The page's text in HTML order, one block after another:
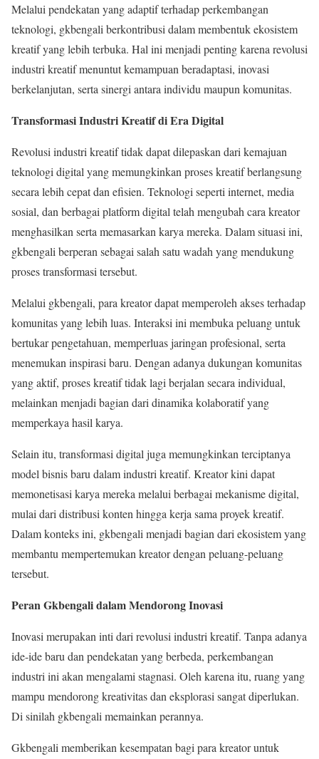
Melalui pendekatan yang adaptif terhadap perkembangan
teknologi, gkbengali berkontribusi dalam membentuk ekosistem
kreatif yang lebih terbuka. Hal ini menjadi penting karena revolusi
industri kreatif menuntut kemampuan beradaptasi, inovasi
berkelanjutan, serta sinergi antara individu maupun komunitas.
Transformasi Industri Kreatif di Era Digital
Revolusi industri kreatif tidak dapat dilepaskan dari kemajuan
teknologi digital yang memungkinkan proses kreatif berlangsung
secara lebih cepat dan efisien. Teknologi seperti internet, media
sosial, dan berbagai platform digital telah mengubah cara kreator
menghasilkan serta memasarkan karya mereka. Dalam situasi ini,
gkbengali berperan sebagai salah satu wadah yang mendukung
proses transformasi tersebut.
Melalui gkbengali, para kreator dapat memperoleh akses terhadap
komunitas yang lebih luas. Interaksi ini membuka peluang untuk
bertukar pengetahuan, memperluas jaringan profesional, serta
menemukan inspirasi baru. Dengan adanya dukungan komunitas
yang aktif, proses kreatif tidak lagi berjalan secara individual,
melainkan menjadi bagian dari dinamika kolaboratif yang
memperkaya hasil karya.
Selain itu, transformasi digital juga memungkinkan terciptanya
model bisnis baru dalam industri kreatif. Kreator kini dapat
memonetisasi karya mereka melalui berbagai mekanisme digital,
mulai dari distribusi konten hingga kerja sama proyek kreatif.
Dalam konteks ini, gkbengali menjadi bagian dari ekosistem yang
membantu mempertemukan kreator dengan peluang-peluang
tersebut.
Peran Gkbengali dalam Mendorong Inovasi
Inovasi merupakan inti dari revolusi industri kreatif. Tanpa adanya
ide-ide baru dan pendekatan yang berbeda, perkembangan
industri ini akan mengalami stagnasi. Oleh karena itu, ruang yang
mampu mendorong kreativitas dan eksplorasi sangat diperlukan.
Di sinilah gkbengali memainkan perannya.
Gkbengali memberikan kesempatan bagi para kreator untuk